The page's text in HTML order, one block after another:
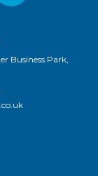
Business Park,